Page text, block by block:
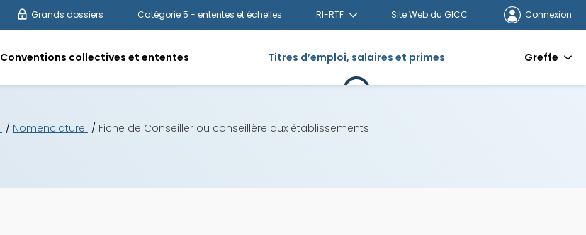
Grands dossiers Catégorie 5 - ententes et échelles RI-RTF Site Web du GICC Connexion
Conventions collectives et ententes Titres d’emploi, salaires et primes Greffe
Nomenclature Fiche de Conseiller ou conseillère aux établissements